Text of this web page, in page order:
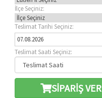
İlçe Seçiniz:
Teslimat Tarihi Seçiniz:
Teslimat Saati Seçiniz:
SİPARİŞ VER